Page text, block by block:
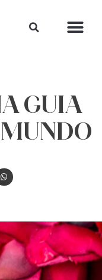
GUIA